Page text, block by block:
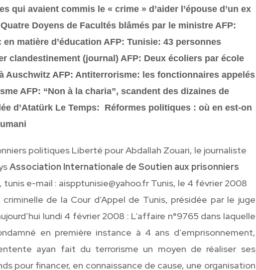
qui avaient commis le « crime » d’aider l’épouse d’un ex
Doyens de Facultés blâmés par le ministre AFP:
matière d’éducation AFP: Tunisie: 43 personnes
clandestinement (journal) AFP: Deux écoliers par école
Auschwitz AFP: Antiterrorisme: les fonctionnaires appelés
AFP: “Non à la charia”, scandent des dizaines de
d’Atatürk Le Temps: Réformes politiques : où en est-on
politiques Liberté pour Abdallah Zouari, le journaliste
Association Internationale de Soutien aux prisonniers
tunis e-mail : aispptunisie@yahoo.fr Tunis, le 4 février 2008
de la Cour d’Appel de Tunis, présidée par le juge
lundi 4 février 2008 : L’affaire n°9765 dans laquelle
en première instance à 4 ans d’emprisonnement,
ayan fait du terrorisme un moyen de réaliser ses
pour financer, en connaissance de cause, une organisation